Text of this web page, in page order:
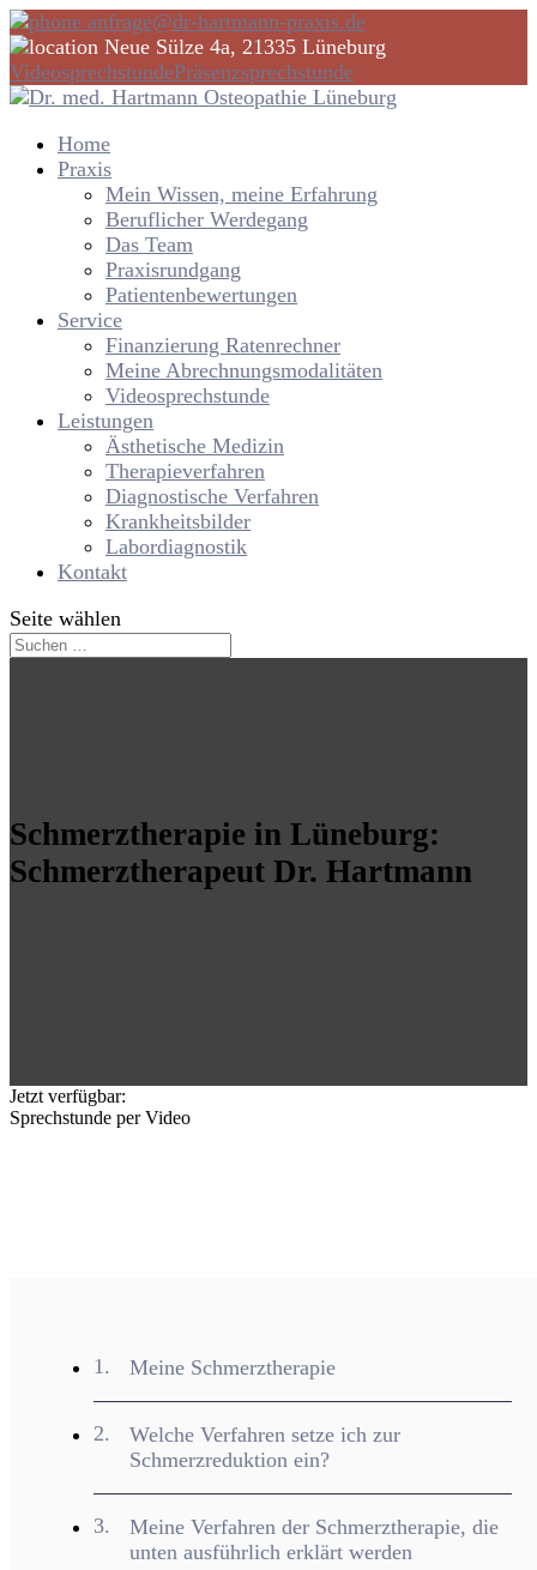
anfrage@dr-hartmann-praxis.de
Neue Sülze 4a, 21335 Lüneburg
VideosprechstundePräsenzsprechstunde
Home
Praxis
Mein Wissen, meine Erfahrung
Beruflicher Werdegang
Das Team
Praxisrundgang
Patientenbewertungen
Service
Finanzierung Ratenrechner
Meine Abrechnungsmodalitäten
Videosprechstunde
Leistungen
Ästhetische Medizin
Therapieverfahren
Diagnostische Verfahren
Krankheitsbilder
Labordiagnostik
Kontakt
Seite wählen
Schmerztherapie in Lüneburg:
Schmerztherapeut Dr. Hartmann
Jetzt verfügbar:
Sprechstunde per Video
Meine Schmerztherapie
Welche Verfahren setze ich zur
Schmerzreduktion ein?
Meine Verfahren der Schmerztherapie, die
unten ausführlich erklärt werden